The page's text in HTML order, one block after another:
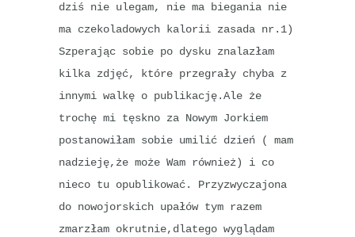
dziś nie ulegam, nie ma biegania nie
ma czekoladowych kalorii zasada nr.1)
Szperając sobie po dysku znalazłam
kilka zdjęć, które przegrały chyba z
innymi walkę o publikację.Ale że
trochę mi tęskno za Nowym Jorkiem
postanowiłam sobie umilić dzień ( mam
nadzieję,że może Wam również) i co
nieco tu opublikować. Przyzwyczajona
do nowojorskich upałów tym razem
zmarzłam okrutnie,dlatego wyglądam